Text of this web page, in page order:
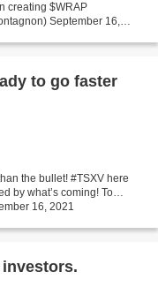
creating $WRAP
September 16,
to go faster
the bullet! #TSXV here
by what’s coming! To…
16, 2021